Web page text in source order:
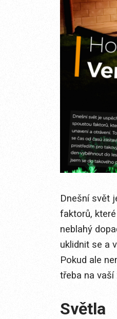
Dnešní svět
faktorů,
neblahý
uklidnit se a
Pokud ale
třeba na
Světla